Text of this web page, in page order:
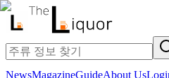
NewsMagazineGuideAbout Us